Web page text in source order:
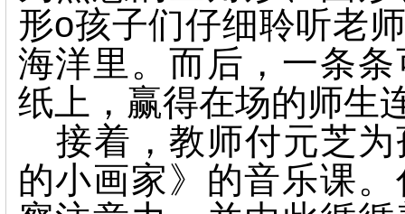
形o孩子们仔细聆听老
海洋里。而后，一条
纸上，赢得在场的师生
接着，教师付元芝
的小画家》的音乐课